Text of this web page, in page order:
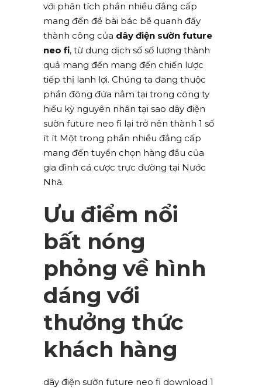
với phân tích phần nhiều đẳng cấp
mang đến đề bài bác bề quanh đấy
thành công của dây điện sườn future
neo fi, từ dung dịch số số lượng thành
quả mang đến mang đến chiến lược
tiếp thị lanh lợi. Chúng ta đang thuộc
phần đông đứa nằm tại trong công ty
hiếu kỳ nguyên nhân tại sao dây điện
sườn future neo fi lại trở nên thành 1 số
ít ít Một trong phần nhiều đẳng cấp
mang đến tuyển chọn hàng đầu của
gia đình cá cược trực đường tại Nước
Nhà.
Ưu điểm nổi
bất nóng
phỏng về hình
dáng với
thưởng thức
khách hàng
dây điện sườn future neo fi download 1